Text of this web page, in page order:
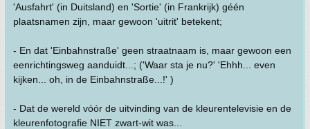
'Ausfahrt' (in Duitsland) en 'Sortie' (in Frankrijk) géén
plaatsnamen zijn, maar gewoon 'uitrit' betekent;
- En dat 'Einbahnstraße' geen straatnaam is, maar gewoon een
eenrichtingsweg aanduidt...; ('Waar sta je nu?' 'Ehhh... even
kijken... oh, in de Einbahnstraße...!' )
- Dat de wereld vóór de uitvinding van de kleurentelevisie en de
kleurenfotografie NIET zwart-wit was...